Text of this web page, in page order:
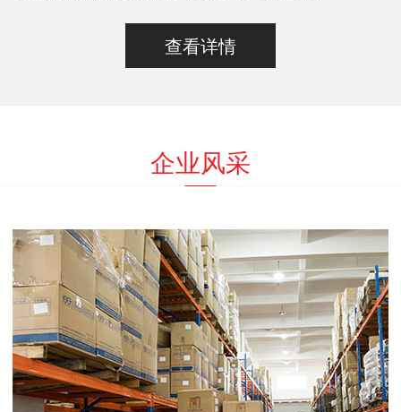
查看详情
企业风采